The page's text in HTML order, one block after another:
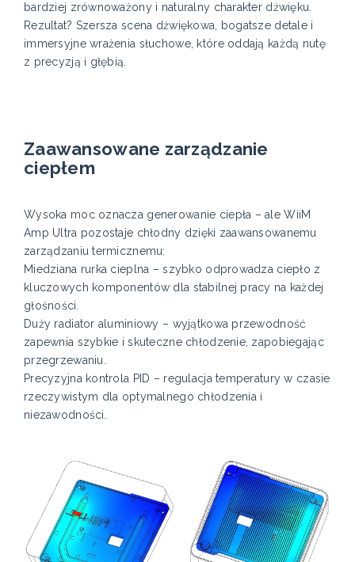
bardziej zrównoważony i naturalny charakter dźwięku.
Rezultat? Szersza scena dźwiękowa, bogatsze detale i
immersyjne wrażenia słuchowe, które oddają każdą nutę
z precyzją i głębią.
Zaawansowane zarządzanie
ciepłem
Wysoka moc oznacza generowanie ciepła – ale WiiM
Amp Ultra pozostaje chłodny dzięki zaawansowanemu
zarządzaniu termicznemu:
Miedziana rurka cieplna – szybko odprowadza ciepło z
kluczowych komponentów dla stabilnej pracy na każdej
głośności.
Duży radiator aluminiowy – wyjątkowa przewodność
zapewnia szybkie i skuteczne chłodzenie, zapobiegając
przegrzewaniu.
Precyzyjna kontrola PID – regulacja temperatury w czasie
rzeczywistym dla optymalnego chłodzenia i
niezawodności.